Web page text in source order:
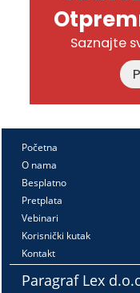
Saznajte
Početna
O nama
Besplatno
Pretplata
Vebinari
Korisnički kutak
Kontakt
Paragraf Lex